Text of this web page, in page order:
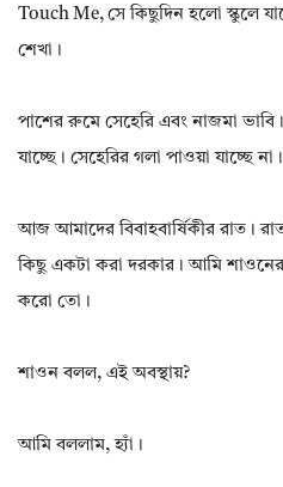
Touch Me, সে কিছুদিন হলো স্কুলে
শেখা।
পাশের রুমে সেহেরি এবং নাজমা
যাচ্ছে। সেহেরির গলা পাওয়া যাচ্ছে
আজ আমাদের বিবাহবার্ষিকীর রাত।
কিছু একটা করা দরকার। আমি
করো তো।
শাওন বলল, এই অবস্থায়?
আমি বললাম, হ্যাঁ।